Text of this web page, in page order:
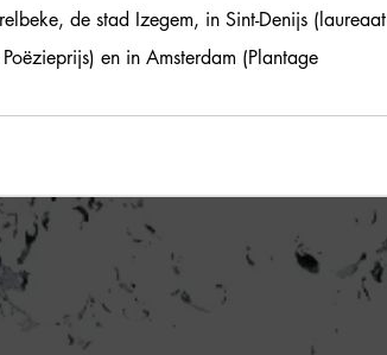
de stad Izegem, in Sint-Denijs (laureaat
en in Amsterdam (Plantage